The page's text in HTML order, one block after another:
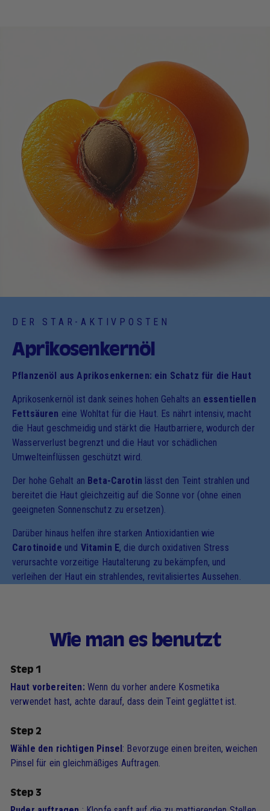
DER STAR-AKTIVPOSTEN
Aprikosenkernöl
Pflanzenöl aus Aprikosenkernen: ein Schatz für die Haut
Aprikosenkernöl ist dank seines hohen Gehalts an essentiellen
Fettsäuren eine Wohltat für die Haut. Es nährt intensiv, macht
die Haut geschmeidig und stärkt die Hautbarriere, wodurch der
Wasserverlust begrenzt und die Haut vor schädlichen
Umwelteinflüssen geschützt wird.
Der hohe Gehalt an Beta-Carotin lässt den Teint strahlen und
bereitet die Haut gleichzeitig auf die Sonne vor (ohne einen
geeigneten Sonnenschutz zu ersetzen).
Darüber hinaus helfen ihre starken Antioxidantien wie
Carotinoide und Vitamin E, die durch oxidativen Stress
verursachte vorzeitige Hautalterung zu bekämpfen, und
verleihen der Haut ein strahlendes, revitalisiertes Aussehen.
Wie man es benutzt
Step 1
Haut vorbereiten: Wenn du vorher andere Kosmetika
verwendet hast, achte darauf, dass dein Teint geglättet ist.
Step 2
Wähle den richtigen Pinsel: Bevorzuge einen breiten, weichen
Pinsel für ein gleichmäßiges Auftragen.
Step 3